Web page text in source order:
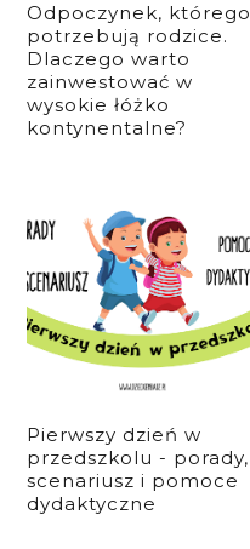
Odpoczynek, którego
potrzebują rodzice.
Dlaczego warto
zainwestować w
wysokie łóżko
kontynentalne?
Pierwszy dzień w
przedszkolu - porady,
scenariusz i pomoce
dydaktyczne